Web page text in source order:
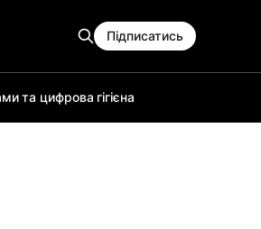
та цифрова гігієна
Підписатись